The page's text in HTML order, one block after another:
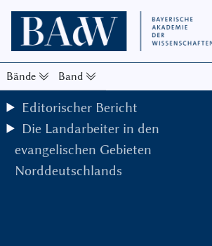
Bände Band
Editorischer Bericht
Die Landarbeiter in den
evangelischen Gebieten
Norddeutschlands